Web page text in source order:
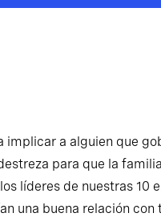
a alguien que
para que la
líderes de nuestras 10
una buena relación